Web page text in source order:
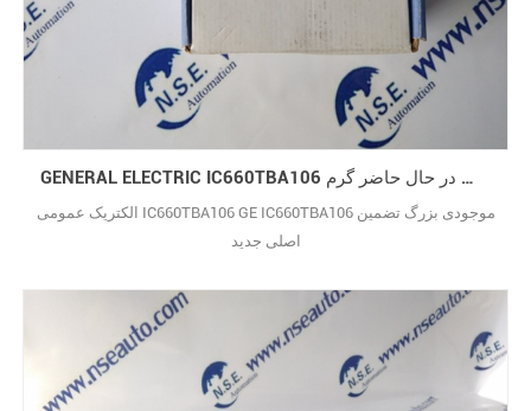
GENERAL ELECTRIC IC660TBA106 ارتقاء فروش در حال حاضر گرم GE IC660TBA106
الکتریک عمومی IC660TBA106 GE IC660TBA106 موجودی بزرگ تضمین
اصلی جدید